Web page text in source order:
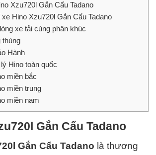
Xzu720l Gắn Cẩu Tadano
Hino Xzu720l Gắn Cẩu Tadano
xe tải cùng phân khúc
thùng
Hành
Hino toàn quốc
miền bắc
miền trung
miền nam
Gắn Cẩu Tadano
Gắn Cẩu Tadano là thương